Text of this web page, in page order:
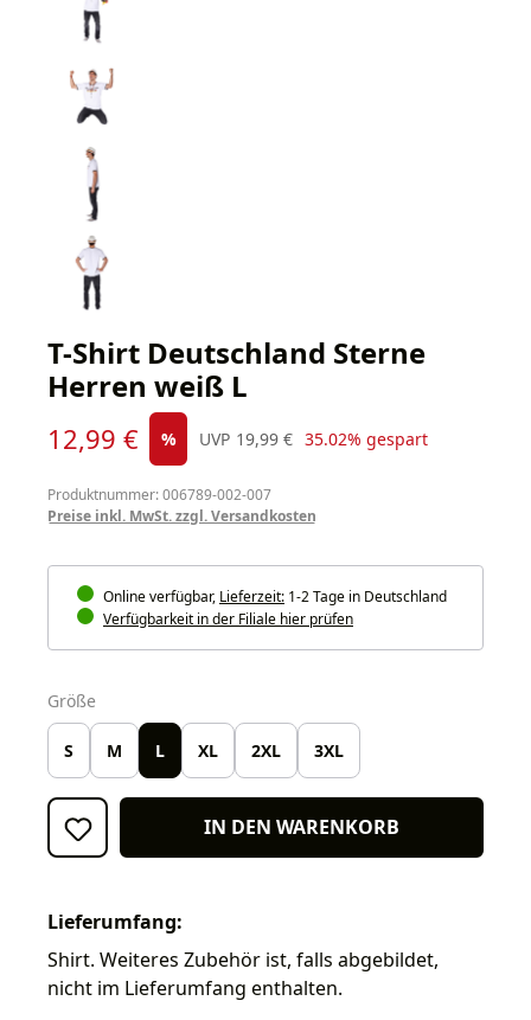
T-Shirt Deutschland Sterne
Herren weiß L
Verkaufspreis:
12,99 € % UVP
Regulärer Preis:
19,99 € 35.02% gespart
Produktnummer: 006789-002-007
Preise inkl. MwSt. zzgl. Versandkosten
Online verfügbar, Lieferzeit: 1-2 Tage in Deutschland
Verfügbarkeit in der Filiale hier prüfen
Größe
S M L XL 2XL 3XL
IN DEN WARENKORB
Lieferumfang:
Shirt. Weiteres Zubehör ist, falls abgebildet,
nicht im Lieferumfang enthalten.